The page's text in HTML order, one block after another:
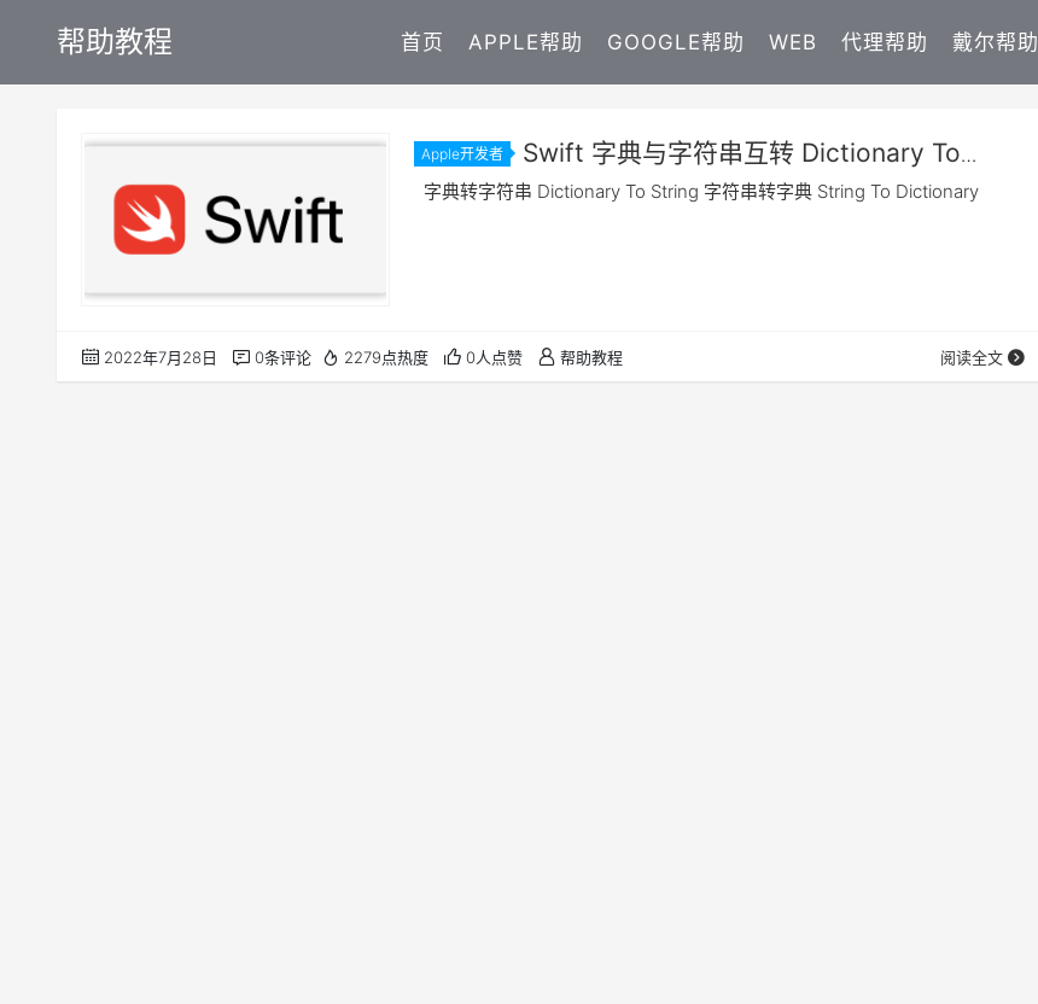
帮助教程 首页 APPLE帮助 GOOGLE帮助 WEB 代理帮助 戴尔帮助
Apple开发者
Swift 字典与字符串互转 Dictionary To
String
字典转字符串 Dictionary To String 字符串转字典 String To Dictionary
2022年7月28日 0条评论 2279点热度 0人点赞 帮助教程 阅读全文